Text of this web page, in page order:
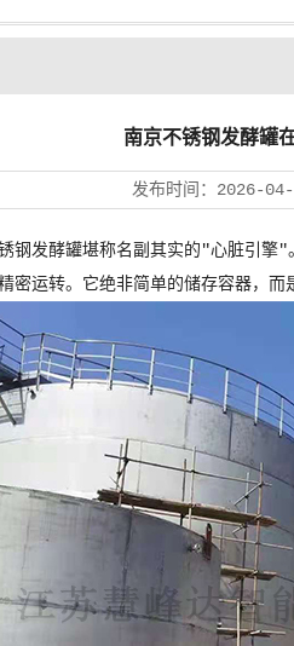
南京不锈钢发酵罐
发布时间： 2026-
钢发酵罐堪称名副其实的"心脏引擎
密运转。它绝非简单的储存容器，而